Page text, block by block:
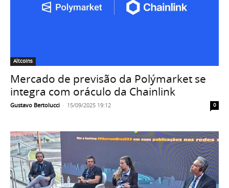
Altcoins
Mercado de previsão da Polýmarket se
integra com oráculo da Chainlink
Gustavo Bertolucci - 15/09/2025 19:12 0